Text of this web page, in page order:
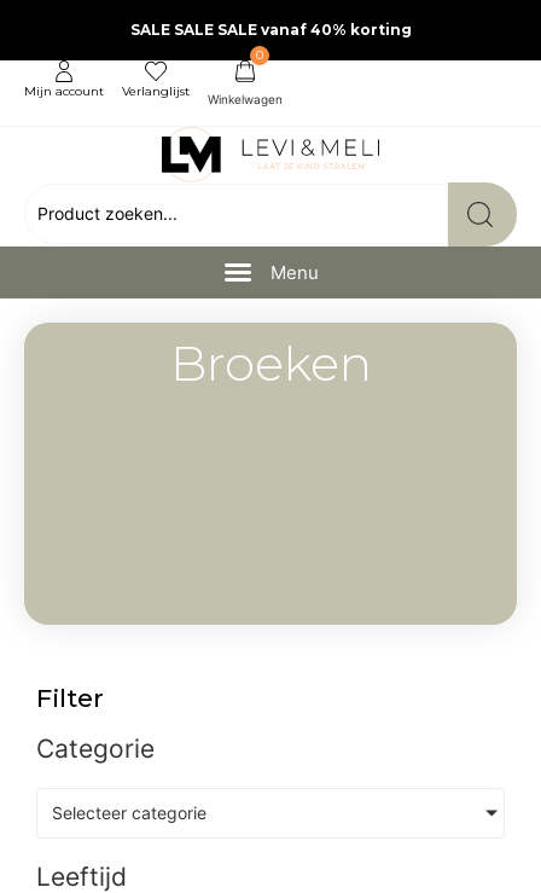
SALE SALE SALE vanaf 40% korting
Mijn account Verlanglijst
0
Broeken
Filter
Categorie
Selecteer categorie
Leeftijd